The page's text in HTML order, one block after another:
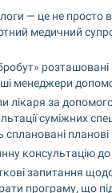
— це не просто
медичний
розташовані
менеджери
за
суміжних
сплановані планові
консультацію
запитання щодо
програму, що